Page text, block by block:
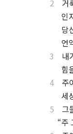
2 거
인
당
언
3 내
힘
4 주
세
5 그
“주